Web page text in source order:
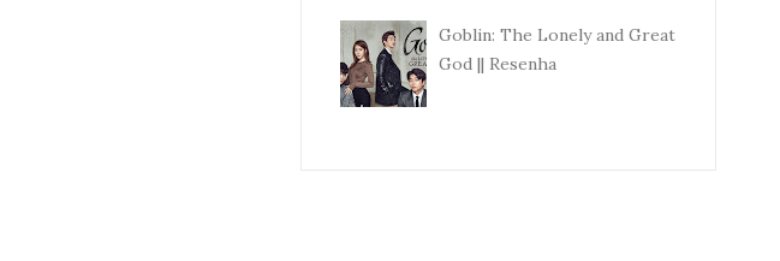
Goblin: The Lonely and Great
God || Resenha